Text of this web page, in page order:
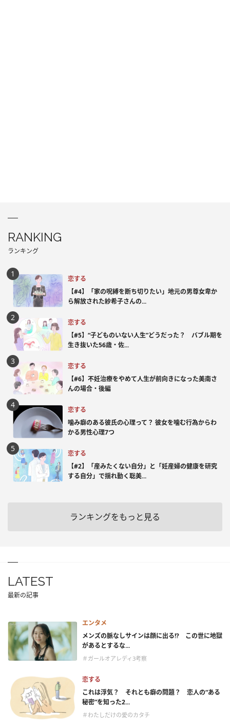
RANKING
ランキング
恋する
【#4】「家の呪縛を断ち切りたい」地元の男尊女卑か
ら解放された紗希子さんの...
恋する
【#5】“子どものいない人生”どうだった？ バブル期を
生き抜いた56歳・佐...
恋する
【#6】不妊治療をやめて人生が前向きになった美南さ
んの場合・後編
恋する
噛み癖のある彼氏の心理って？ 彼女を噛む行為からわ
かる男性心理7つ
恋する
【#2】「産みたくない自分」と「妊産婦の健康を研究
する自分」で揺れ動く聡美...
ランキングをもっと見る
LATEST
最新の記事
エンタメ
メンズの脈なしサインは顔に出る!? この世に地獄
があるとするな...
＃ガールオアレディ3考察
恋する
これは浮気？ それとも癖の問題？ 恋人の“ある
秘密”を知った2...
＃わたしだけの愛のカタチ